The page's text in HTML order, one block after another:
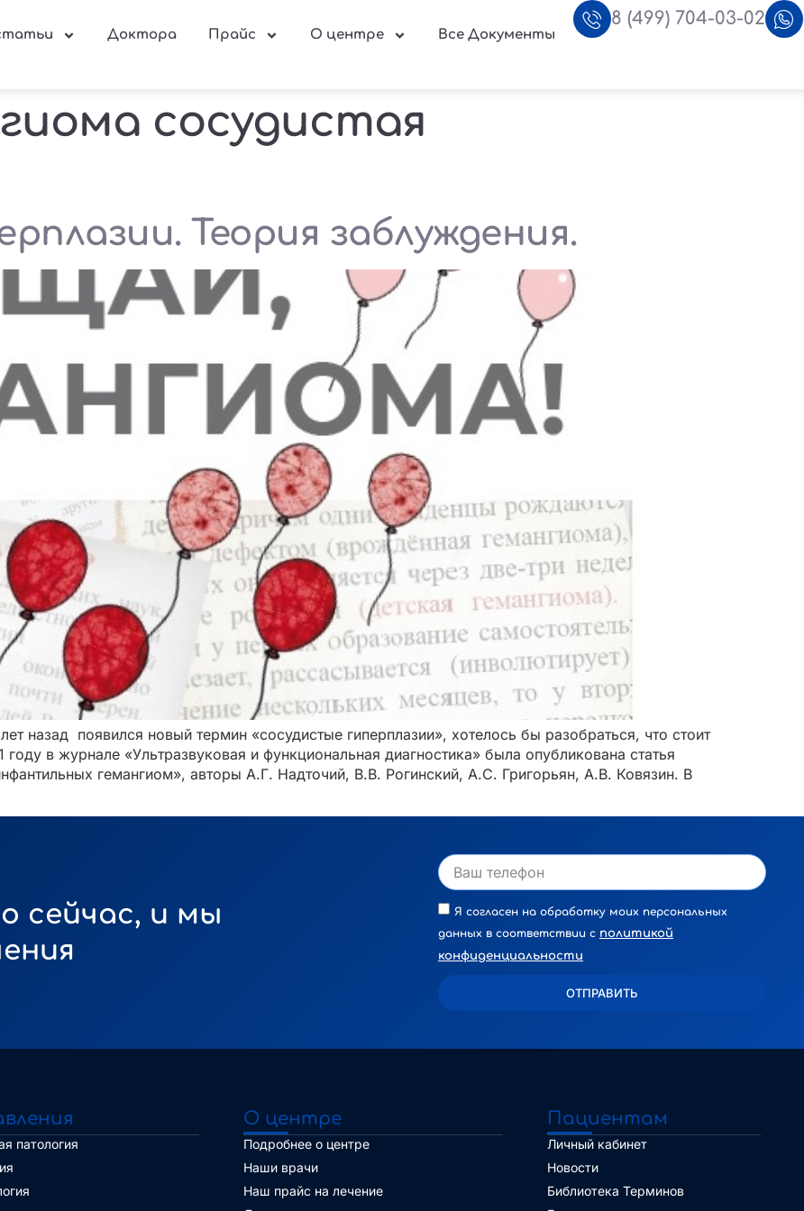
Доктора Прайс О центре Все Документы
8 (499) 704-03-02
сосудистая
Теория заблуждения.
назад появился новый термин «сосудистые гиперплазии», хотелось бы разобраться, что стоит
в журнале «Ультразвуковая и функциональная диагностика» была опубликована статья
гемангиом», авторы А.Г. Надточий, В.В. Рогинский, А.С. Григорьян, А.В. Ковязин. В
сейчас, и мы
Я согласен на обработку моих персональных
данных в соответствии с политикой
конфиденциальности
ОТПРАВИТЬ
патология
О центре
Подробнее о центре
Наши врачи
Наш прайс на лечение
Пациентам
Личный кабинет
Новости
Библиотека Терминов